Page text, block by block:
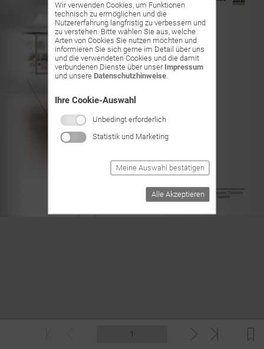
Wir verwenden Cookies, um Funktionen
technisch zu ermöglichen und die
Nutzererfahrung langfristig zu verbessern und
zu verstehen. Bitte wählen Sie aus, welche
Arten von Cookies Sie nutzen möchten und
informieren Sie sich gerne im Detail über uns
und die verwendeten Cookies und die damit
verbundenen Dienste über unser Impressum
und unsere Datenschutzhinweise.
Ihre Cookie-Auswahl
Unbedingt erforderlich
Statistik und Marketing
Meine Auswahl bestätigen
Alle Akzeptieren